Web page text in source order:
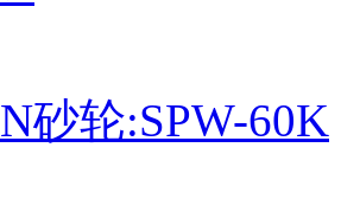
砂轮:SPW-60K